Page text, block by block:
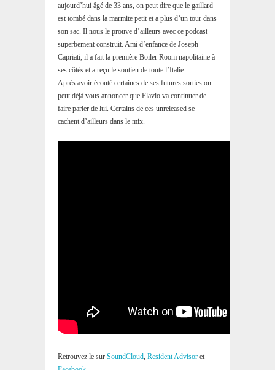
aujourd’hui âgé de 33 ans, on peut dire que le gaillard
est tombé dans la marmite petit et a plus d’un tour dans
son sac. Il nous le prouve d’ailleurs avec ce podcast
superbement construit. Ami d’enfance de Joseph
Capriati, il a fait la première Boiler Room napolitaine à
ses côtés et a reçu le soutien de toute l’Italie.
Après avoir écouté certaines de ses futures sorties on
peut déjà vous annoncer que Flavio va continuer de
faire parler de lui. Certains de ces unreleased se
cachent d’ailleurs dans le mix.
Retrouvez le sur SoundCloud, Resident Advisor et